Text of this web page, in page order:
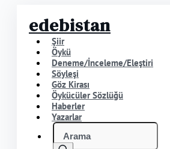
edebistan
Şiir
Öykü
Deneme/İnceleme/Eleştiri
Söyleşi
Göz Kirası
Öykücüler Sözlüğü
Haberler
Yazarlar